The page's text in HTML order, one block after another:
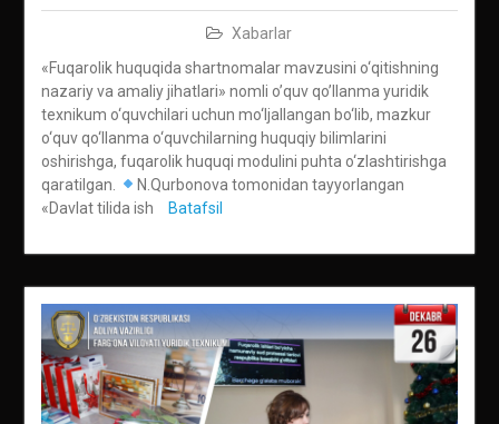
Xabarlar
«Fuqarolik huquqida shartnomalar mavzusini o‘qitishning
nazariy va amaliy jihatlari» nomli o’quv qo’llanma yuridik
texnikum o‘quvchilari uchun mo‘ljallangan bo‘lib, mazkur
o‘quv qo‘llanma o‘quvchilarning huquqiy bilimlarini
oshirishga, fuqarolik huquqi modulini puhta o‘zlashtirishga
qaratilgan.
N.Qurbonova tomonidan tayyorlangan
«Davlat tilida ish
Batafsil